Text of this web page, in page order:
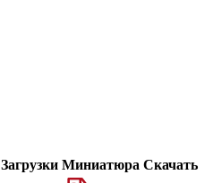
Загрузки Миниатюра Скачать